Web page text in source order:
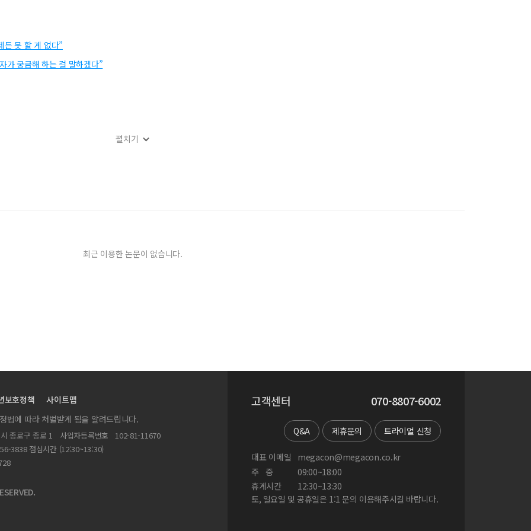
든 못 할 게 없다”
가 궁금해 하는 걸 말하겠다”
펼치기
최근 이용한 논문이 없습니다.
보호정책
사이트맵
법에 따라 처벌받게 됨을 알려드립니다.
종로구 종로 1 사업자등록번호
102-81-11670
3838 점심시간 (12:30~13:30)
고객센터 070-8807-6002
Q&A 제휴문의 트라이얼 신청
대표 이메일
megacon@megacon.co.kr
주
중
09:00~18:00
휴게시간
12:30~13:30
토, 일요일 및 공휴일은 1:1 문의 이용해주시길 바랍니다.